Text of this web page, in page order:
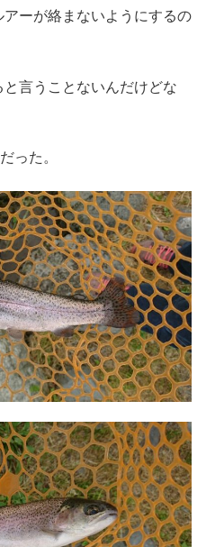
ーが絡まないようにするの
言うことないんだけどな
った。